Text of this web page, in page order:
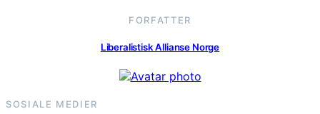
FORFATTER
Liberalistisk Allianse Norge
SOSIALE MEDIER